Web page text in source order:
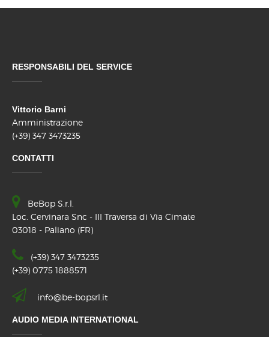
RESPONSABILI DEL SERVICE
Vittorio Barni
Amministrazione
(+39) 347 3473235
CONTATTI
BeBop S.r.l.
Loc. Cervinara Snc - III Traversa di Via Cimate
03018 - Paliano (FR)
(+39) 347 3473235
(+39) 0775 1888571
info@be-bopsrl.it
AUDIO MEDIA INTERNATIONAL